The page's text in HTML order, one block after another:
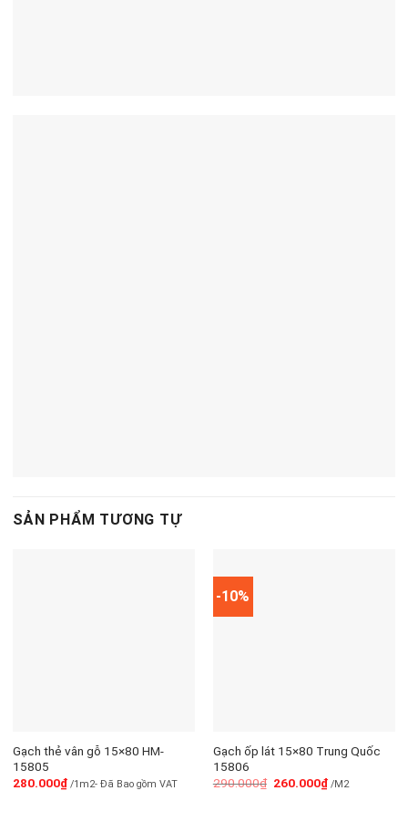
SẢN PHẨM TƯƠNG TỰ
Gạch thẻ vân gỗ 15×80 HM-
15805
280.000₫/1m2- Đã Bao gồm VAT
-10%
Gạch ốp lát 15×80 Trung Quốc
15806
290.000₫ 260.000₫/M2